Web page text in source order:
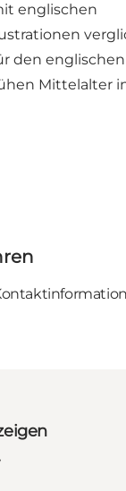
englischen
den
Mittelalter